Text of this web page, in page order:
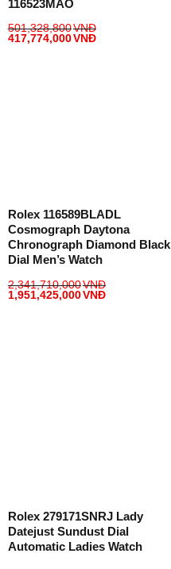
116523MAO
501,328,800VNĐ
417,774,000VNĐ
Rolex 116589BLADL
Cosmograph Daytona
Chronograph Diamond Black
Dial Men’s Watch
2,341,710,000VNĐ
1,951,425,000VNĐ
Rolex 279171SNRJ Lady
Datejust Sundust Dial
Automatic Ladies Watch